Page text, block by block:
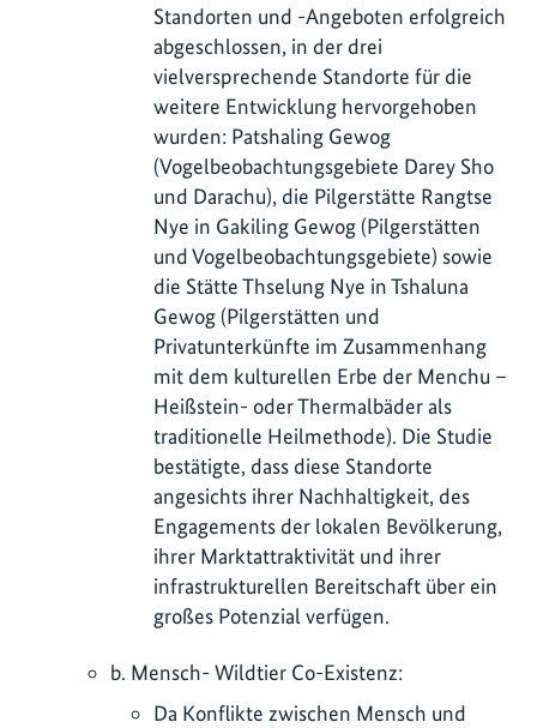
Standorten und -Angeboten erfolgreich
abgeschlossen, in der drei
vielversprechende Standorte für die
weitere Entwicklung hervorgehoben
wurden: Patshaling Gewog
(Vogelbeobachtungsgebiete Darey Sho
und Darachu), die Pilgerstätte Rangtse
Nye in Gakiling Gewog (Pilgerstätten
und Vogelbeobachtungsgebiete) sowie
die Stätte Thselung Nye in Tshaluna
Gewog (Pilgerstätten und
Privatunterkünfte im Zusammenhang
mit dem kulturellen Erbe der Menchu –
Heißstein- oder Thermalbäder als
traditionelle Heilmethode). Die Studie
bestätigte, dass diese Standorte
angesichts ihrer Nachhaltigkeit, des
Engagements der lokalen Bevölkerung,
ihrer Marktattraktivität und ihrer
infrastrukturellen Bereitschaft über ein
großes Potenzial verfügen.
b. Mensch- Wildtier Co-Existenz:
Da Konflikte zwischen Mensch und